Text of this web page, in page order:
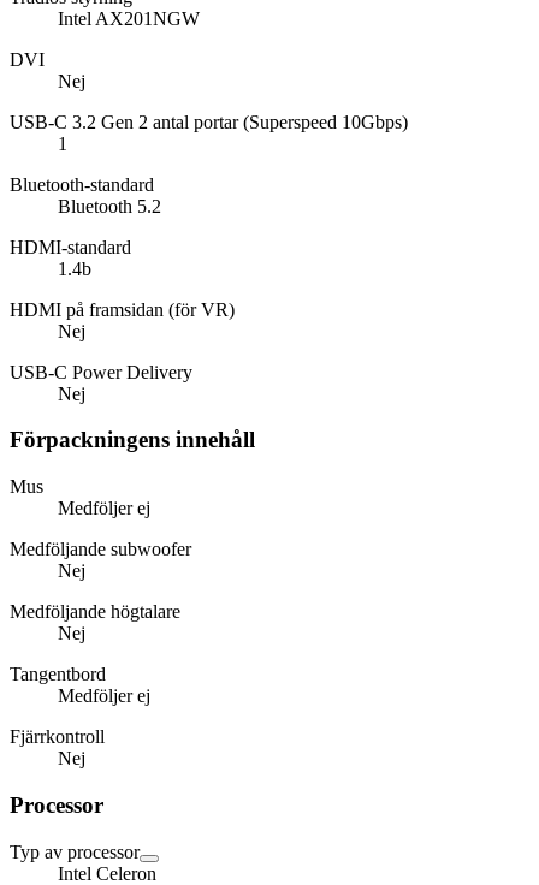
Intel AX201NGW
DVI
Nej
USB-C 3.2 Gen 2 antal portar (Superspeed 10Gbps)
1
Bluetooth-standard
Bluetooth 5.2
HDMI-standard
1.4b
HDMI på framsidan (för VR)
Nej
USB-C Power Delivery
Nej
Förpackningens innehåll
Mus
Medföljer ej
Medföljande subwoofer
Nej
Medföljande högtalare
Nej
Tangentbord
Medföljer ej
Fjärrkontroll
Nej
Processor
Typ av processor
Intel Celeron